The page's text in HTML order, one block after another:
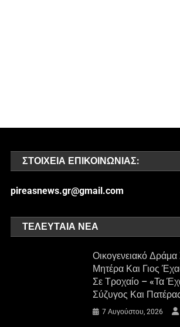
ΣΤΟΙΧΕΊΑ ΕΠΙΚΟΙΝΩΝΊΑΣ:
pireasnews.gr@gmail.com
ΤΕΛΕΥΤΑΊΑ ΝΈΑ
Οικογενειακό Δράμα
Μητέρα Και Γιος
Σε Τροχαίο – «Τα
Σύζυγος Και
7 Αυγούστου, 2026